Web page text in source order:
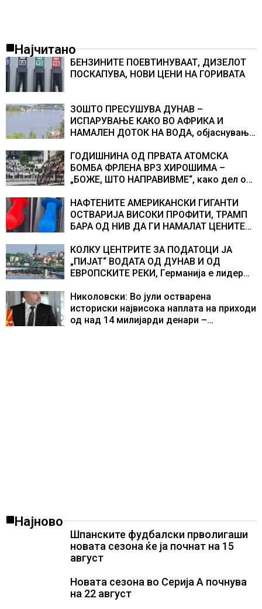
Најчитано
БЕНЗИНИТЕ ПОЕВТИНУВААТ, ДИЗЕЛОТ
ПОСКАПУВА, НОВИ ЦЕНИ НА ГОРИВАТА
ЗОШТО ПРЕСУШУВА ДУНАВ –
ИСПАРУВАЊЕ КАКО ВО АФРИКА И
НАМАЛЕН ДОТОК НА ВОДА, објаснување
ГОДИШНИНА ОД ПРВАТА АТОМСКА
БОМБА ФРЛЕНА ВРЗ ХИРОШИМА –
„БОЖЕ, ШТО НАПРАВИВМЕ“, како дел од
учесниците во бомбардирањето го
доживуваа овој настан што го промени
текот на историјата
НАФТЕНИТЕ АМЕРИКАНСКИ ГИГАНТИ
ОСТВАРИЈА ВИСОКИ ПРОФИТИ, ТРАМП
БАРА ОД НИВ ДА ГИ НАМАЛАТ ЦЕНИТЕ
КОЛКУ ЦЕНТРИТЕ ЗА ПОДАТОЦИ ЈА
„ПИЈАТ“ ВОДАТА ОД ДУНАВ И ОД
ЕВРОПСКИТЕ РЕКИ, Германија е лидер
центри за податоци
Николовски: Во јули остварена
историски највисока наплата на приходи
од над 14 милијарди денари –
Најново
Шпанските фудбалски прволигаши
новата сезона ќе ја почнат на 15
август
Новата сезона во Серија А почнува
на 22 август